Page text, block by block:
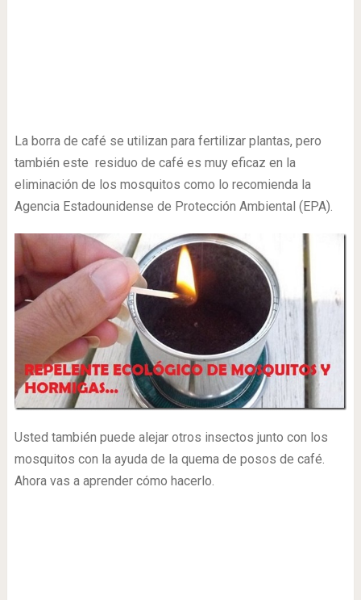
La borra de café se utilizan para fertilizar plantas, pero
también este residuo de café es muy eficaz en la
eliminación de los mosquitos como lo recomienda la
Agencia Estadounidense de Protección Ambiental (EPA).
Usted también puede alejar otros insectos junto con los
mosquitos con la ayuda de la quema de posos de café.
Ahora vas a aprender cómo hacerlo.